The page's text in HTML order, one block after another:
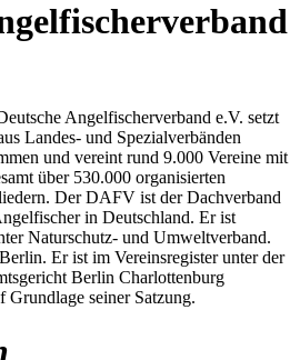
Angelfischerverband e.V. setzt
Landes- und Spezialverbänden
und vereint rund 9.000 Vereine mit
über 530.000 organisierten
Der DAFV ist der Dachverband
in Deutschland. Er ist
Naturschutz- und Umweltverband.
Er ist im Vereinsregister unter der
Berlin Charlottenburg
Grundlage seiner Satzung.